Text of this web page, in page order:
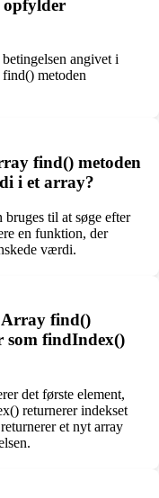
opfylder
angivet i
metoden
find() metoden
i et array?
til at søge efter
en funktion, der
værdi.
find()
som findIndex()
det første element,
returnerer indekset
et nyt array